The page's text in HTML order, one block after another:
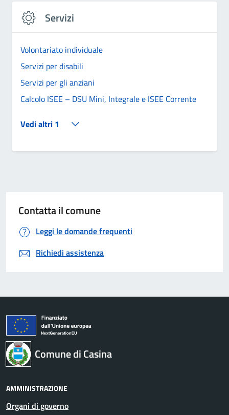
Servizi
Volontariato individuale
Servizi per disabili
Servizi per gli anziani
Calcolo ISEE – DSU Mini, Integrale e ISEE Corrente
Vedi altri 1
Contatta il comune
Leggi le domande frequenti
Richiedi assistenza
Comune di Casina
AMMINISTRAZIONE
Organi di governo